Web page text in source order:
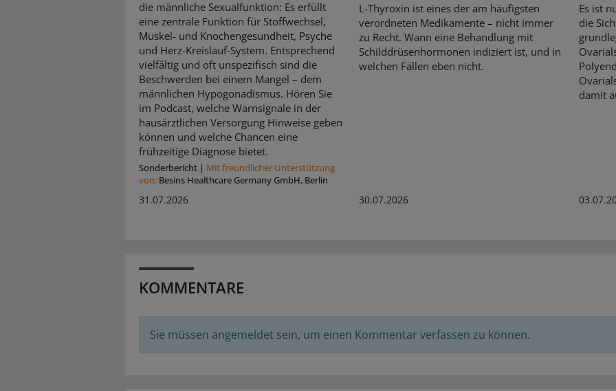
die männliche Sexualfunktion: Es erfüllt
eine zentrale Funktion für Stoffwechsel,
Muskel- und Knochengesundheit, Psyche
und Herz-Kreislauf-System. Entsprechend
vielfältig und oft unspezifisch sind die
Beschwerden bei einem Mangel – dem
männlichen Hypogonadismus. Hören Sie
im Podcast, welche Warnsignale in der
hausärztlichen Versorgung Hinweise geben
können und welche Chancen eine
frühzeitige Diagnose bietet.
Sonderbericht | Mit freundlicher Unterstützung
von: Besins Healthcare Germany GmbH, Berlin
31.07.2026
L-Thyroxin ist eines der am häufigsten
verordneten Medikamente – nicht immer
zu Recht. Wann eine Behandlung mit
Schilddrüsenhormonen indiziert ist, und in
welchen Fällen eben nicht.
30.07.2026
Es ist
die
damit
KOMMENTARE
Sie müssen angemeldet sein, um einen Kommentar verfassen zu können.